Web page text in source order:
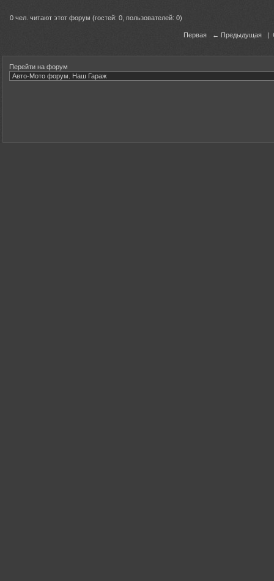
0 чел. читают этот форум (гостей: 0, пользователей: 0)
Первая ← Предыдущая |
Перейти на форум